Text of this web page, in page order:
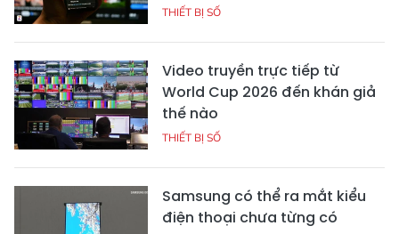
THIẾT BỊ SỐ
Video truyền trực tiếp từ
World Cup 2026 đến khán giả
thế nào
THIẾT BỊ SỐ
Samsung có thể ra mắt kiểu
điện thoại chưa từng có